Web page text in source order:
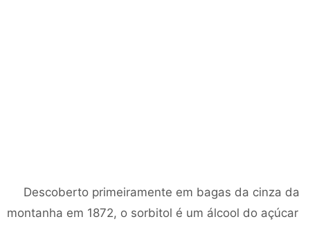
Descoberto primeiramente em bagas da cinza da
montanha em 1872, o sorbitol é um álcool do açúcar